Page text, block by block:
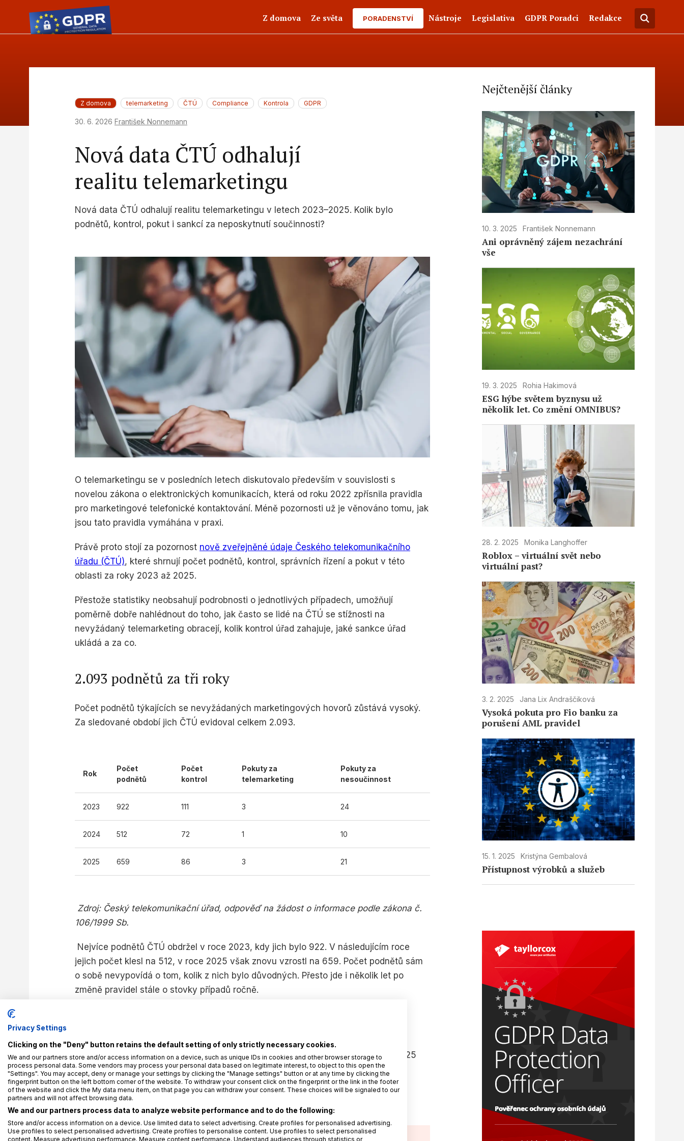
Z domova Ze světa PORADENSTVÍ Nástroje Legislativa GDPR Poradci Redakce
Z domova telemarketing ČTÚ Compliance Kontrola GDPR
30. 6. 2026 František Nonnemann
Nová data ČTÚ odhalují
realitu telemarketingu
Nová data ČTÚ odhalují realitu telemarketingu v letech 2023–2025. Kolik bylo
podnětů, kontrol, pokut i sankcí za neposkytnutí součinnosti?
O telemarketingu se v posledních letech diskutovalo především v souvislosti s
novelou zákona o elektronických komunikacích, která od roku 2022 zpřísnila pravidla
pro marketingové telefonické kontaktování. Méně pozornosti už je věnováno tomu, jak
jsou tato pravidla vymáhána v praxi.
Právě proto stojí za pozornost nově zveřejněné údaje Českého telekomunikačního
úřadu (ČTÚ), které shrnují počet podnětů, kontrol, správních řízení a pokut v této
oblasti za roky 2023 až 2025.
Přestože statistiky neobsahují podrobnosti o jednotlivých případech, umožňují
poměrně dobře nahlédnout do toho, jak často se lidé na ČTÚ se stížnosti na
nevyžádaný telemarketing obracejí, kolik kontrol úřad zahajuje, jaké sankce úřad
ukládá a za co.
2.093 podnětů za tři roky
Počet podnětů týkajících se nevyžádaných marketingových hovorů zůstává vysoký.
Za sledované období jich ČTÚ evidoval celkem 2.093.
Rok
Počet
podnětů
Počet
kontrol
Pokuty za
telemarketing
Pokuty za
nesoučinnost
2023 922 111 3 24
2024 512 72 1 10
2025 659 86 3 21
Zdroj: Český telekomunikační úřad, odpověď na žádost o informace podle zákona č.
106/1999 Sb.
Nejvíce podnětů ČTÚ obdržel v roce 2023, kdy jich bylo 922. V následujícím roce
jejich počet klesl na 512, v roce 2025 však znovu vzrostl na 659. Počet podnětů sám
o sobě nevypovídá o tom, kolik z nich bylo důvodných. Přesto jde i několik let po
změně pravidel stále o stovky případů ročně.
Vedle podnětů zveřejnil ČTÚ také počty zahájených kontrol. V letech 2023 až 2025
jich bylo celkem 269. Ve sledovaném období bylo zároveň zahájeno 13 správních
řízení pro porušení pravidel telemarketingu podle zákona o elektronických
komunikacích.
Nejčtenější články
10. 3. 2025 František Nonnemann
Ani oprávněný zájem nezachrání
vše
19. 3. 2025 Rohia Hakimová
ESG hýbe světem byznysu už
několik let. Co změní OMNIBUS?
28. 2. 2025 Monika Langhoffer
Roblox – virtuální svět nebo
virtuální past?
3. 2. 2025 Jana Lix Andraščiková
Vysoká pokuta pro Fio banku za
porušení AML pravidel
15. 1. 2025 Kristýna Gembalová
Přístupnost výrobků a služeb
Privacy Settings
Clicking on the "Deny" button retains the default setting of only strictly necessary cookies.
We and our partners store and/or access information on a device, such as unique IDs in cookies and other browser storage to
process personal data. Some vendors may process your personal data based on legitimate interest, to object to this open the
"Settings". You may accept, deny or manage your settings by clicking the "Manage settings" button or at any time by clicking the
fingerprint button on the left bottom corner of the website. To withdraw your consent click on the fingerprint or the link in the footer
of the website and click the My data menu item, on that page you can withdraw your consent. These choices will be signaled to our
partners and will not affect browsing data.
We and our partners process data to analyze website performance and to do the following:
Store and/or access information on a device. Use limited data to select advertising. Create profiles for personalised advertising.
Use profiles to select personalised advertising. Create profiles to personalise content. Use profiles to select personalised
content. Measure advertising performance. Measure content performance. Understand audiences through statistics or